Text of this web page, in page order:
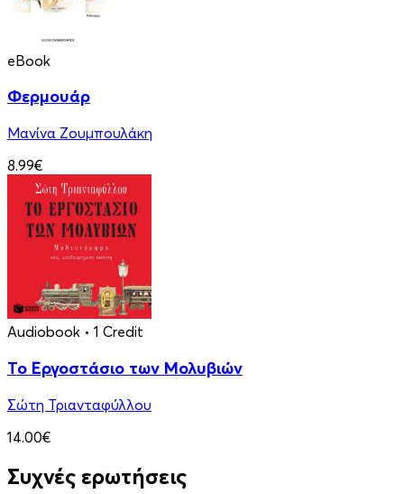
eBook
Φερμουάρ
Μανίνα Ζουμπουλάκη
8.99€
Audiobook • 1 Credit
Το Εργοστάσιο των Μολυβιών
Σώτη Τριανταφύλλου
14.00€
Συχνές ερωτήσεις